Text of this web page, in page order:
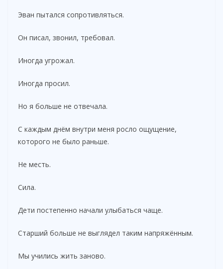
Эван пытался сопротивляться.
Он писал, звонил, требовал.
Иногда угрожал.
Иногда просил.
Но я больше не отвечала.
С каждым днём внутри меня росло ощущение,
которого не было раньше.
Не месть.
Сила.
Дети постепенно начали улыбаться чаще.
Старший больше не выглядел таким напряжённым.
Мы учились жить заново.